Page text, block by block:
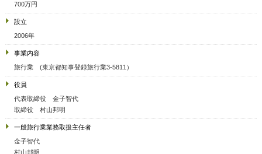
700万円
設立
2006年
事業内容
旅行業 (東京都知事登録旅行業3-5811）
役員
代表取締役 金子智代
取締役 村山邦明
一般旅行業業務取扱主任者
金子智代
村山邦明